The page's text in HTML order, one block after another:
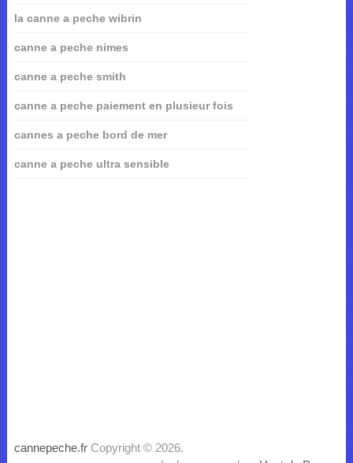
la canne a peche wibrin
canne a peche nimes
canne a peche smith
canne a peche paiement en plusieur fois
cannes a peche bord de mer
canne a peche ultra sensible
cannepeche.frCopyright © 2026.